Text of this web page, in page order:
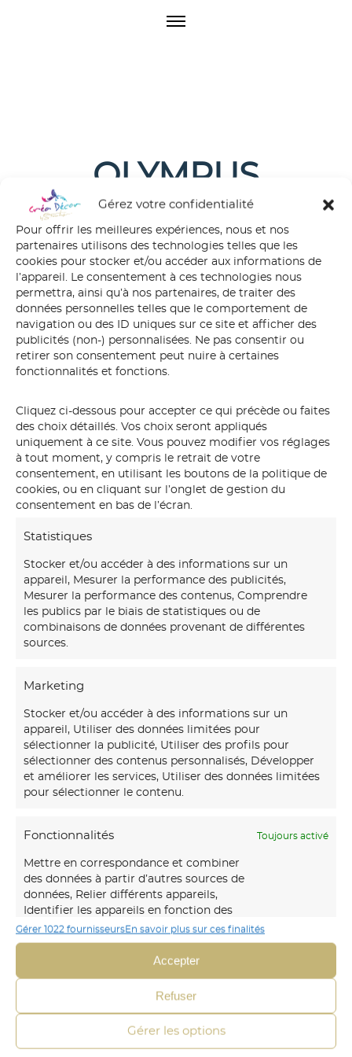
Gérez votre confidentialité
Pour offrir les meilleures expériences, nous et nos
partenaires utilisons des technologies telles que les
cookies pour stocker et/ou accéder aux informations de
l’appareil. Le consentement à ces technologies nous
permettra, ainsi qu’à nos partenaires, de traiter des
données personnelles telles que le comportement de
navigation ou des ID uniques sur ce site et afficher des
publicités (non-) personnalisées. Ne pas consentir ou
retirer son consentement peut nuire à certaines
fonctionnalités et fonctions.
Cliquez ci-dessous pour accepter ce qui précède ou faites
des choix détaillés. Vos choix seront appliqués
uniquement à ce site. Vous pouvez modifier vos réglages
à tout moment, y compris le retrait de votre
consentement, en utilisant les boutons de la politique de
cookies, ou en cliquant sur l’onglet de gestion du
consentement en bas de l’écran.
Statistiques
Stocker et/ou accéder à des informations sur un
appareil, Mesurer la performance des publicités,
Mesurer la performance des contenus, Comprendre
les publics par le biais de statistiques ou de
combinaisons de données provenant de différentes
sources.
Marketing
Stocker et/ou accéder à des informations sur un
appareil, Utiliser des données limitées pour
sélectionner la publicité, Utiliser des profils pour
sélectionner des contenus personnalisés, Développer
et améliorer les services, Utiliser des données limitées
pour sélectionner le contenu.
Fonctionnalités Toujours activé
Mettre en correspondance et combiner
des données à partir d’autres sources de
données, Relier différents appareils,
Identifier les appareils en fonction des
informations transmises
automatiquement.
Gérer 1022 fournisseursEn savoir plus sur ces finalités
Accepter
Refuser
Gérer les options
O
OLYMPUS
DIGITAL CAMERA
Notremaison d’art mural créations transforme vos
uniques et immersifs.
Envoyer un mail